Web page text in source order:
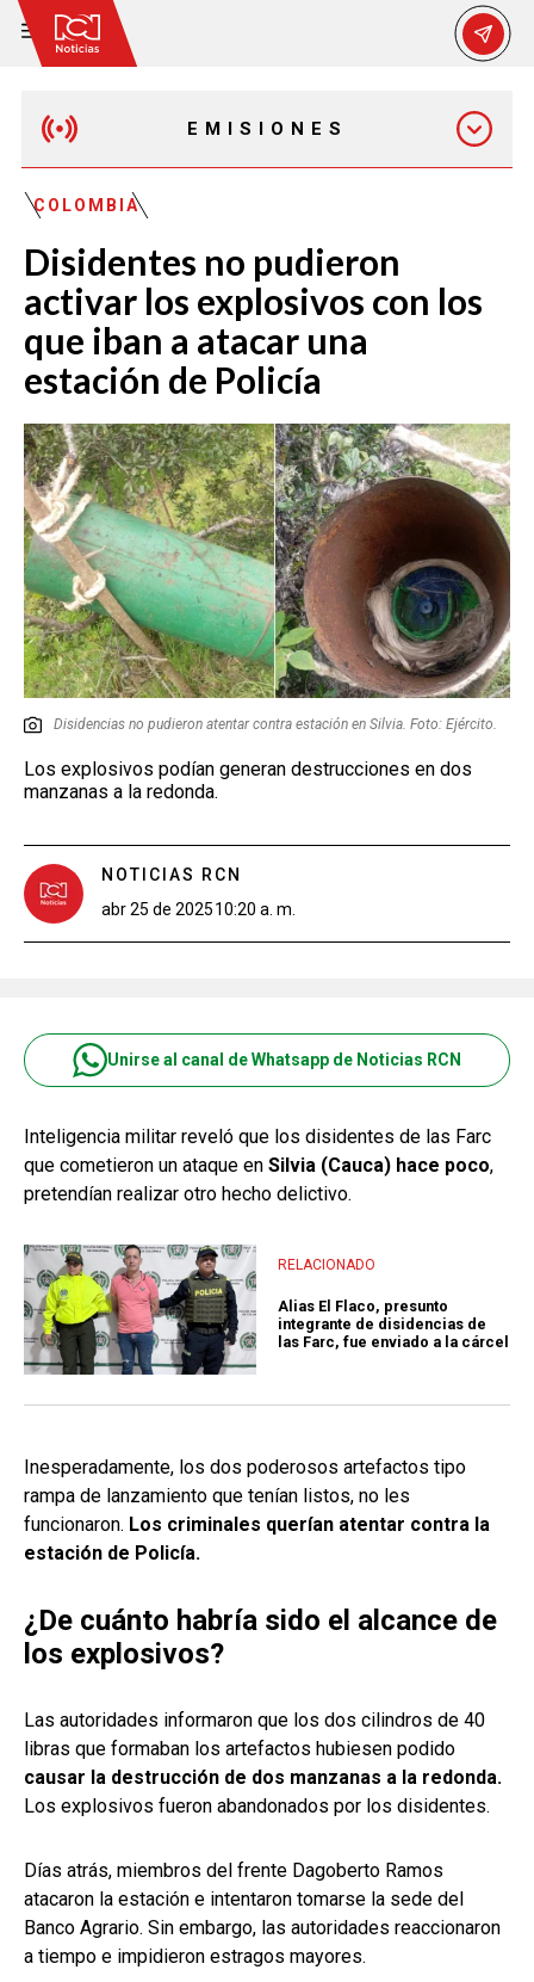
EMISIONES
EMISIÓN 12:30 PM
EMISIÓN 7:00 PM
EMISIÓN 11:30 PM
COLOMBIA
Disidentes no pudieron
activar los explosivos con los
que iban a atacar una
estación de Policía
Disidencias no pudieron atentar contra estación en Silvia. Foto: Ejército.
Los explosivos podían generan destrucciones en dos
manzanas a la redonda.
NOTICIAS RCN
abr 25 de 202510:20 a. m.
Unirse al canal de Whatsapp de Noticias RCN
Inteligencia militar reveló que los disidentes de las Farc
que cometieron un ataque en Silvia (Cauca) hace poco,
pretendían realizar otro hecho delictivo.
RELACIONADO
Alias El Flaco, presunto
integrante de disidencias de
las Farc, fue enviado a la cárcel
Inesperadamente, los dos poderosos artefactos tipo
rampa de lanzamiento que tenían listos, no les
funcionaron. Los criminales querían atentar contra la
estación de Policía.
¿De cuánto habría sido el alcance de
los explosivos?
Las autoridades informaron que los dos cilindros de 40
libras que formaban los artefactos hubiesen podido
causar la destrucción de dos manzanas a la redonda.
Los explosivos fueron abandonados por los disidentes.
Días atrás, miembros del frente Dagoberto Ramos
atacaron la estación e intentaron tomarse la sede del
Banco Agrario. Sin embargo, las autoridades reaccionaron
a tiempo e impidieron estragos mayores.